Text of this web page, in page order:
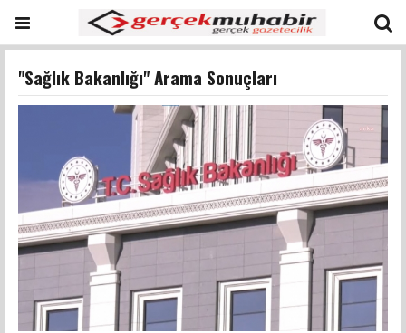
"Sağlık Bakanlığı" Arama Sonuçları